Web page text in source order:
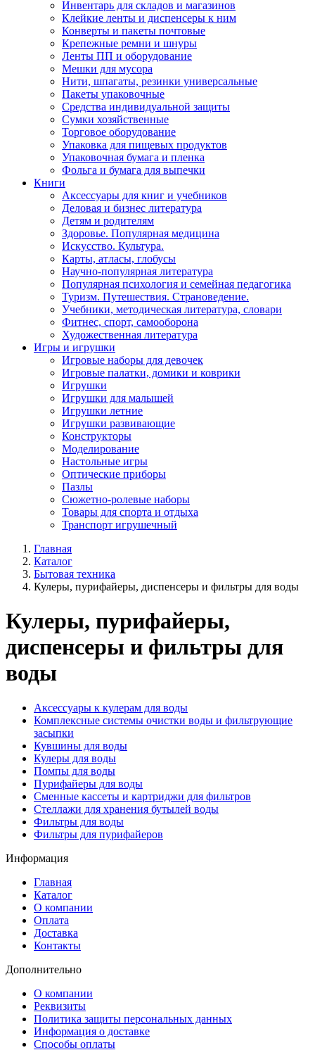
Инвентарь для складов и магазинов
Клейкие ленты и диспенсеры к ним
Конверты и пакеты почтовые
Крепежные ремни и шнуры
Ленты ПП и оборудование
Мешки для мусора
Нити, шпагаты, резинки универсальные
Пакеты упаковочные
Средства индивидуальной защиты
Сумки хозяйственные
Торговое оборудование
Упаковка для пищевых продуктов
Упаковочная бумага и пленка
Фольга и бумага для выпечки
Книги
Аксессуары для книг и учебников
Деловая и бизнес литература
Детям и родителям
Здоровье. Популярная медицина
Искусство. Культура.
Карты, атласы, глобусы
Научно-популярная литература
Популярная психология и семейная педагогика
Туризм. Путешествия. Страноведение.
Учебники, методическая литература, словари
Фитнес, спорт, самооборона
Художественная литература
Игры и игрушки
Игровые наборы для девочек
Игровые палатки, домики и коврики
Игрушки
Игрушки для малышей
Игрушки летние
Игрушки развивающие
Конструкторы
Моделирование
Настольные игры
Оптические приборы
Пазлы
Сюжетно-ролевые наборы
Товары для спорта и отдыха
Транспорт игрушечный
Главная
Каталог
Бытовая техника
Кулеры, пурифайеры, диспенсеры и фильтры для воды
Кулеры, пурифайеры,
диспенсеры и фильтры для
воды
Аксессуары к кулерам для воды
Комплексные системы очистки воды и фильтрующие
засыпки
Кувшины для воды
Кулеры для воды
Помпы для воды
Пурифайеры для воды
Сменные кассеты и картриджи для фильтров
Стеллажи для хранения бутылей воды
Фильтры для воды
Фильтры для пурифайеров
Информация
Главная
Каталог
О компании
Оплата
Доставка
Контакты
Дополнительно
О компании
Реквизиты
Политика защиты персональных данных
Информация о доставке
Способы оплаты